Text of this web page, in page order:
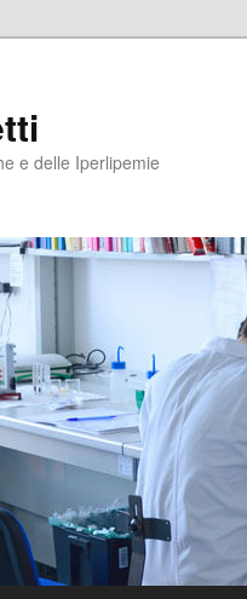
e delle Iperlipemie